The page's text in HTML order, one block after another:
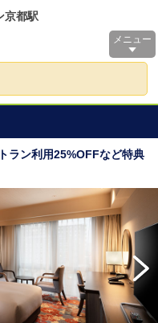
京都駅
メニュー
ラン利用25%OFFなど特典